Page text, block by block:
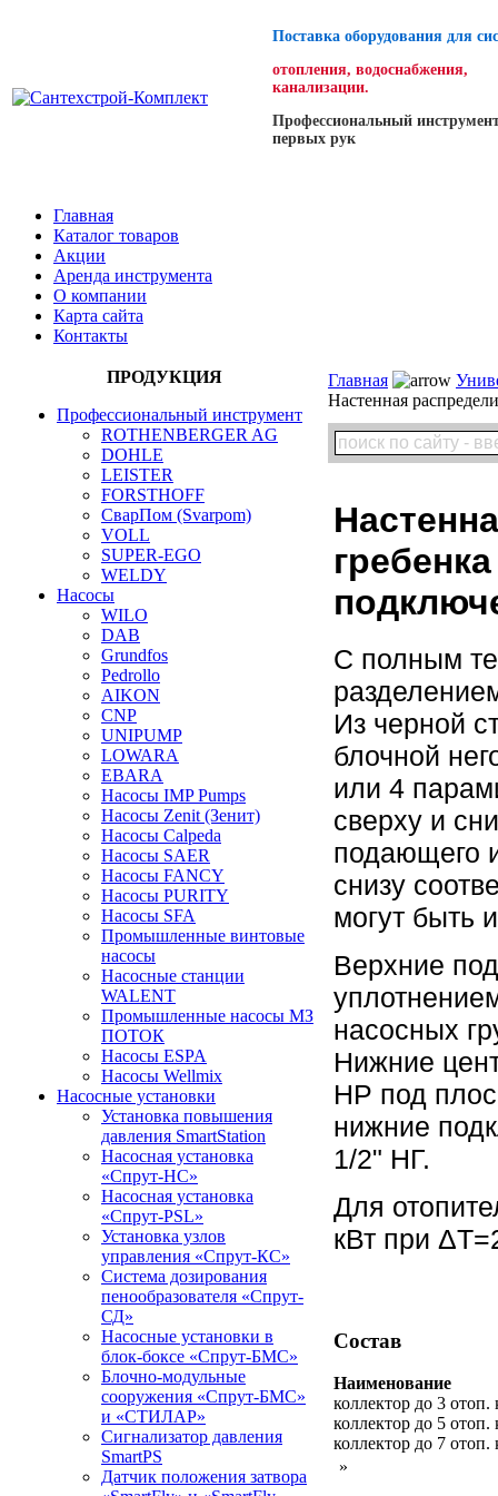
Поставка оборудования для
отопления, водоснабжения,
канализации.
Профессиональный
первых рук
Главная
Каталог товаров
Акции
Аренда инструмента
О компании
Карта сайта
Контакты
ПРОДУКЦИЯ
Профессиональный инструмент
ROTHENBERGER AG
DOHLE
LEISTER
FORSTHOFF
СварПом (Svarpom)
VOLL
SUPER-EGO
WELDY
Насосы
WILO
DAB
Grundfos
Pedrollo
AIKON
CNP
UNIPUMP
LOWARA
EBARA
Насосы IMP Pumps
Насосы Zenit (Зенит)
Насосы Calpeda
Насосы SAER
Насосы FANCY
Насосы PURITY
Насосы SFA
Промышленные винтовые
насосы
Насосные станции
WALENT
Промышленные насосы МЗ
ПОТОК
Насосы ESPA
Насосы Wellmix
Насосные установки
Установка повышения
давления SmartStation
Насосная установка
«Спрут-НС»
Насосная установка
«Спрут-PSL»
Установка узлов
управления «Спрут-КС»
Система дозирования
пенообразователя «Спрут-
СД»
Насосные установки в
блок-боксе «Спрут-БМС»
Блочно-модульные
сооружения «Спрут-БМС»
и «СТИЛАР»
Сигнализатор давления
SmartPS
Датчик положения затвора
Главная
Настенная
С полным
Из черной
блочной
или 4
сверху и
подающего
снизу
могут быть
Верхние
насосных
Нижние
HP под
нижние
1/2" НГ.
Для
кВт при
Состав
Наименование
коллектор до 3 отоп.
коллектор до 5 отоп.
коллектор до 7 отоп.
»